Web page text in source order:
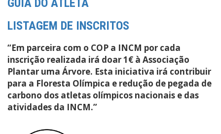
GUIA DO ATLETA
LISTAGEM DE INSCRITOS
“Em parceira com o COP a INCM por cada
inscrição realizada irá doar 1€ à Associação
Plantar uma Árvore. Esta iniciativa irá contribuir
para a Floresta Olímpica e redução de pegada de
carbono dos atletas olímpicos nacionais e das
atividades da INCM.”